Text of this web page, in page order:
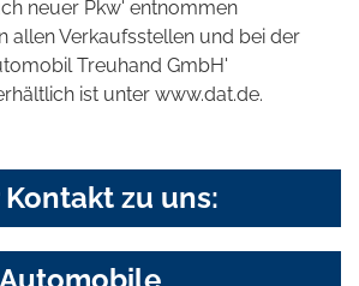
neuer Pkw' entnommen
allen Verkaufsstellen und bei der
Treuhand GmbH'
ist unter www.dat.de.
Kontakt zu uns: